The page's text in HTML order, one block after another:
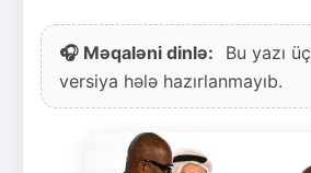
🎧 Məqaləni dinlə:
Bu yazı
versiya hələ hazırlanmayıb.